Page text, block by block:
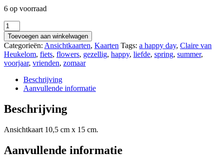
6 op voorraad
Ansichtkaart
A
Happy
Day
aantal
Toevoegen aan winkelwagen
Categorieën: Ansichtkaarten, Kaarten Tags: a happy day, Claire van
Heukelom, fiets, flowers, gezellig, happy, liefde, spring, summer,
voorjaar, vrienden, zomaar
Beschrijving
Aanvullende informatie
Beschrijving
Ansichtkaart 10,5 cm x 15 cm.
Aanvullende informatie